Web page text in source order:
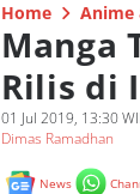
Home Anime
Manga
Rilis di
01 Jul 2019, 13:30
Dimas Ramadhan
News